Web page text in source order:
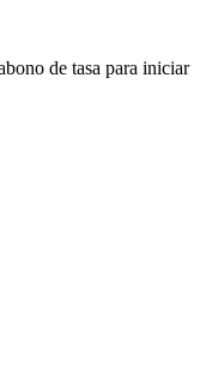
de tasa para iniciar